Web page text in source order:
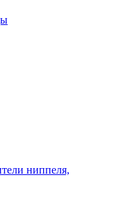
ниппеля,